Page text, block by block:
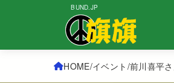
BUND.JP
HOME イベント 前川喜平